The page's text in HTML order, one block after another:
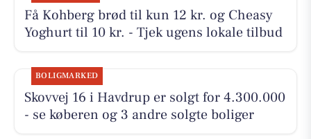
Få Kohberg brød til kun 12 kr. og Cheasy
Yoghurt til 10 kr. - Tjek ugens lokale tilbud
BOLIGMARKED
Skovvej 16 i Havdrup er solgt for 4.300.000
- se køberen og 3 andre solgte boliger